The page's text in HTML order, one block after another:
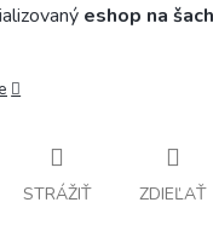
eshop na
STRÁŽIŤ ZDIEĽAŤ